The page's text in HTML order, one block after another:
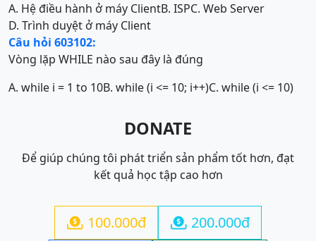
A. Hệ điều hành ở máy ClientB. ISPC. Web Server
D. Trình duyệt ở máy Client
Câu hỏi 603102:
Vòng lặp WHILE nào sau đây là đúng
A. while i = 1 to 10B. while (i <= 10; i++)C. while (i <= 10)
DONATE
Để giúp chúng tôi phát triển sản phẩm tốt hơn, đạt
kết quả học tập cao hơn
 100.000đ  200.000đ